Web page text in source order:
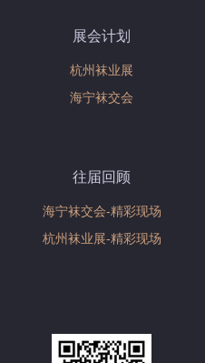
展会计划
杭州袜业展
海宁袜交会
往届回顾
海宁袜交会-精彩现场
杭州袜业展-精彩现场